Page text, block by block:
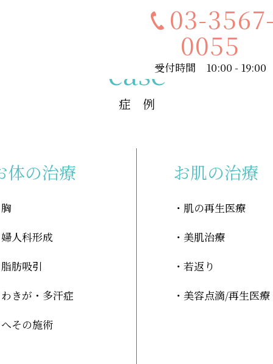
03-
0055
受付時間 10:00 - 19:00
case
症 例
体の治療
胸
婦人科形成
脂肪吸引
わきが・多汗症
へその施術
お肌の治療
肌の再生医療
美肌治療
若返り
美容点滴/再生医療